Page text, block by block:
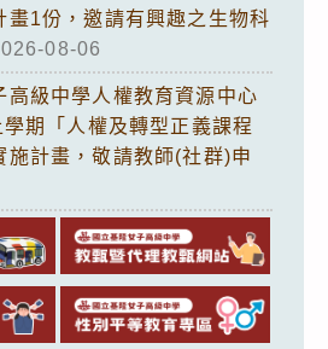
畫1份，邀請有興趣之生物科
08-06
高級中學人權教育資源中心
期「人權及轉型正義課程
施計畫，敬請教師(社群)申